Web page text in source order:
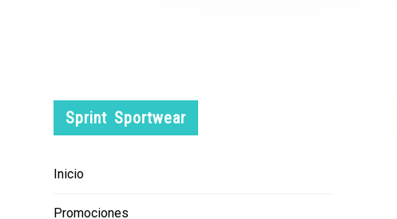
Sprint Sportwear
Inicio
Promociones